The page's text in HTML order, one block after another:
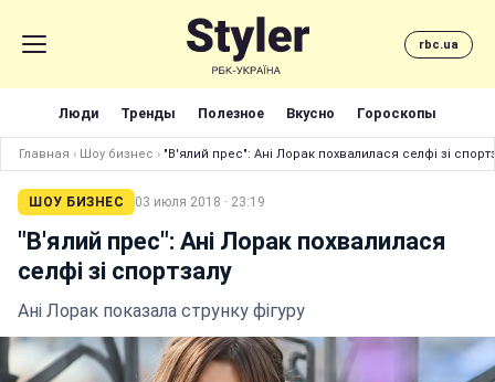
rbc.ua
Люди Тренды Полезное Вкусно Гороскопы
Главная › Шоу бизнес › "В'ялий прес": Ані Лорак похвалилася селфі зі
ШОУ БИЗНЕС 03 июля 2018 · 23:19
"В'ялий прес": Ані Лорак похвалилася
селфі зі спортзалу
Ані Лорак показала струнку фігуру